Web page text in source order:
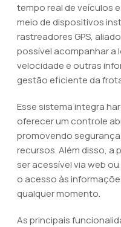
tempo real de veículos
meio de dispositivos
rastreadores GPS,
possível acompanhar
velocidade e outras
gestão eficiente da
Esse sistema integra
oferecer um controle
promovendo
recursos. Além disso,
ser acessível via web
o acesso às
qualquer momento.
As principais